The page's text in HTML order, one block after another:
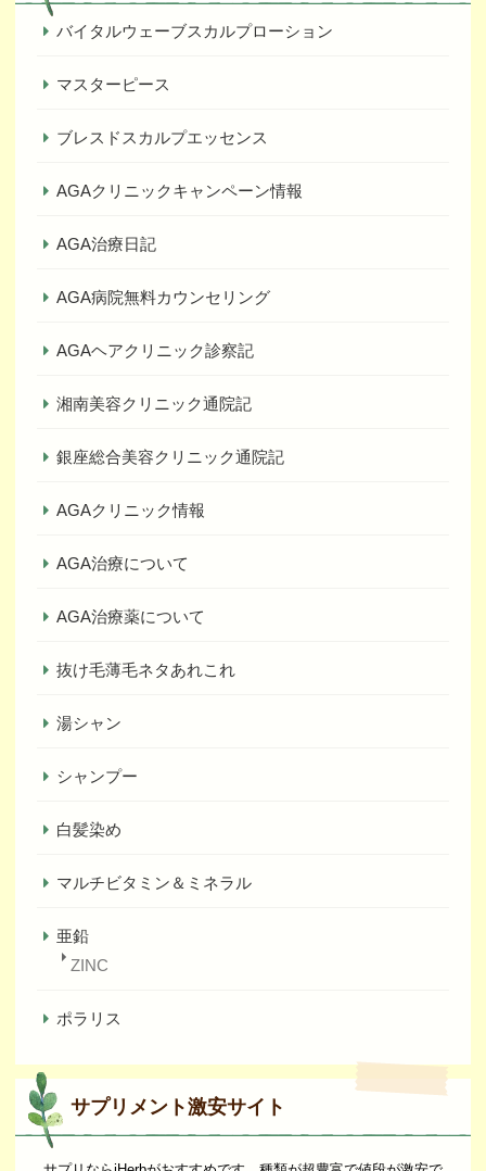
バイタルウェーブスカルプローション
マスターピース
ブレスドスカルプエッセンス
AGAクリニックキャンペーン情報
AGA治療日記
AGA病院無料カウンセリング
AGAヘアクリニック診察記
湘南美容クリニック通院記
銀座総合美容クリニック通院記
AGAクリニック情報
AGA治療について
AGA治療薬について
抜け毛薄毛ネタあれこれ
湯シャン
シャンプー
白髪染め
マルチビタミン＆ミネラル
亜鉛
ZINC
ポラリス
サプリメント激安サイト